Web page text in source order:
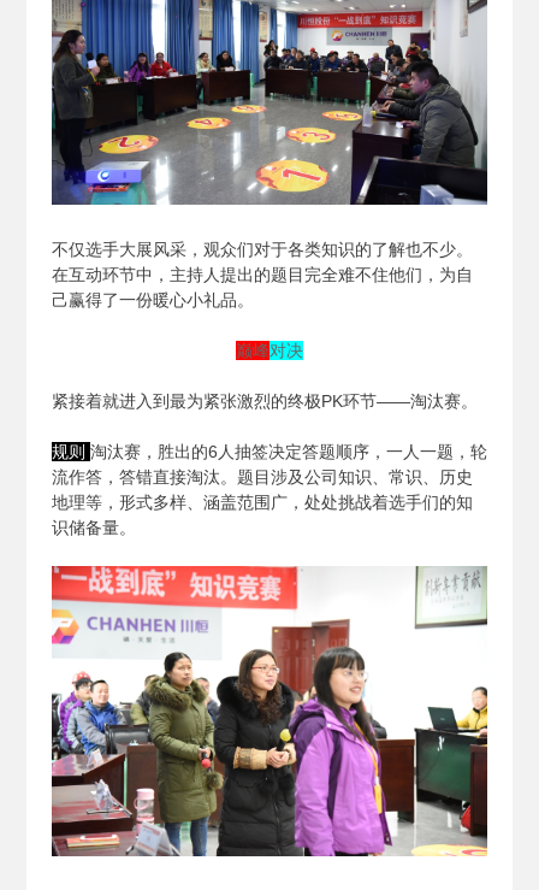
不仅选手大展风采，观众们对于各类知识的了解也不少。
在互动环节中，主持人提出的题目完全难不住他们，为自
己赢得了一份暖心小礼品。
巅峰对决
紧接着就进入到最为紧张激烈的终极PK环节——淘汰赛。
规则 淘汰赛，胜出的6人抽签决定答题顺序，一人一题，轮
流作答，答错直接淘汰。题目涉及公司知识、常识、历史
地理等，形式多样、涵盖范围广，处处挑战着选手们的知
识储备量。